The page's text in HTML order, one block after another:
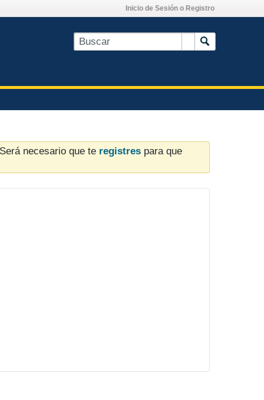
Inicio de Sesión o Registro
necesario que te registres para que